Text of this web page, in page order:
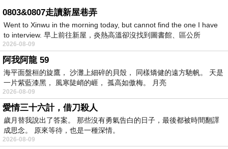
0803&0807走讀新屋巷弄
Went to Xinwu in the morning today, but cannot find the one I have
to interview. 早上前往新屋，炎熱高溫卻沒找到圖書館、區公所
2026-08-09
阿我阿龍 59
海平面盤桓的旋鷹， 沙灘上細碎的貝殼， 同樣矯健的遠方馳帆。 天是
一片紫藍漆黑， 風寒陡峭的崕， 孤高如傲梅。 月亮
2026-08-09
愛情三十六計，借刀殺人
歲月替我說出了答案。 那些沒有勇氣告白的日子，最後都被時間翻譯
成思念。 原來等待，也是一種深情。
2026-08-09